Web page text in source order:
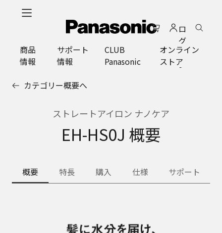
ロ
グ
イ
ン
商品
情報
サポート
情報
CLUB
Panasonic
オンライン
ストア
カテゴリー概要へ
ストレートアイロン ナノケア
EH-HS0J 概要
概要 特長 購入 仕様 サポート